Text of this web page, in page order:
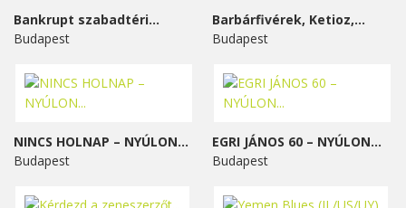
Bankrupt szabadtéri...
Budapest
Barbárfivérek, Ketioz,...
Budapest
NINCS HOLNAP – NYÚLON...
Budapest
EGRI JÁNOS 60 – NYÚLON...
Budapest